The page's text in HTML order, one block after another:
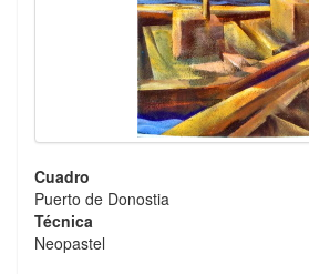
Cuadro
Puerto de Donostia
Técnica
Neopastel